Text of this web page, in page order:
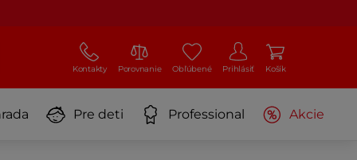
Kontakty Porovnanie Obľúbené Prihlásiť Košík
Pre deti Professional Akcie